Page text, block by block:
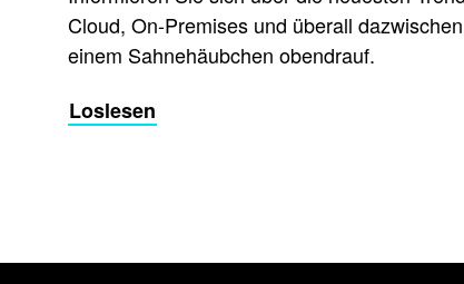
Cloud, On-Premises und überall
einem Sahnehäubchen obendrauf.
Loslesen